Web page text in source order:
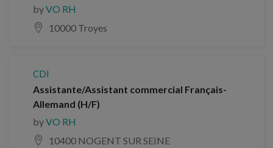
byVO RH
10000 Troyes
CDI
Assistante/Assistant commercial Français-
Allemand (H/F)
byVO RH
10400 NOGENT SUR SEINE